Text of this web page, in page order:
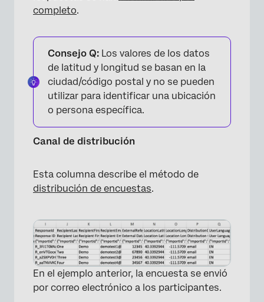
completo.
Consejo Q: Los valores de los datos
de latitud y longitud se basan en la
ciudad/código postal y no se pueden
utilizar para identificar una ubicación
o persona específica.
Canal de distribución
Esta columna describe el método de
distribución de encuestas.
En el ejemplo anterior, la encuesta se envió
por correo electrónico a los participantes.